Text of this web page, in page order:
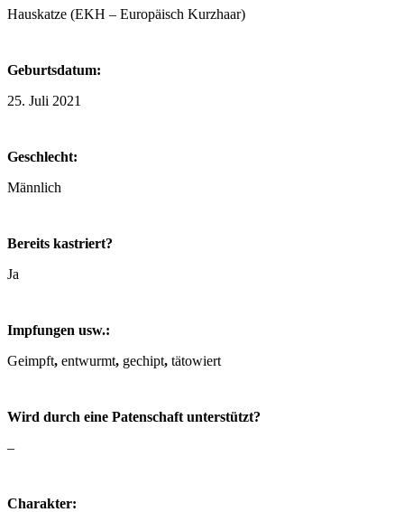
Hauskatze (EKH – Europäisch Kurzhaar)
Geburtsdatum:
25. Juli 2021
Geschlecht:
Männlich
Bereits kastriert?
Ja
Impfungen usw.:
Geimpft, entwurmt, gechipt, tätowiert
Wird durch eine Patenschaft unterstützt?
–
Charakter: